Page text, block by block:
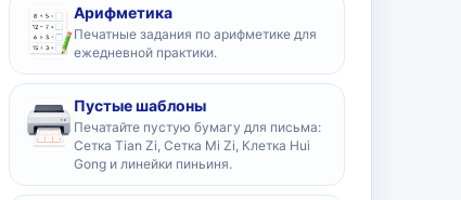
Арифметика
Печатные задания по арифметике для
ежедневной практики.
Пустые шаблоны
Печатайте пустую бумагу для письма:
Сетка Tian Zi, Сетка Mi Zi, Клетка Hui
Gong и линейки пиньиня.